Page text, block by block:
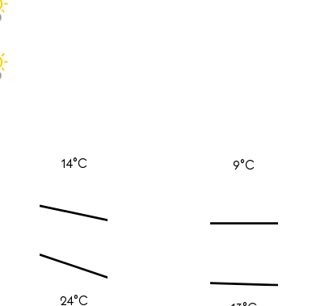
14°C
24°C
9°C